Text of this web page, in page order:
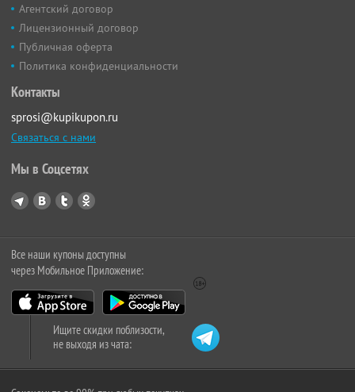
Агентский договор
Лицензионный договор
Публичная оферта
Политика конфиденциальности
Контакты
sprosi@kupikupon.ru
Связаться с нами
Мы в Соцсетях
Все наши купоны доступны
через Мобильное Приложение:
Ищите скидки поблизости,
не выходя из чата: